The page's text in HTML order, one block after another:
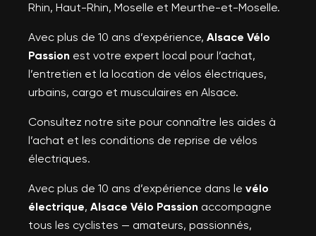
Rhin, Haut-Rhin, Moselle et Meurthe-et-Moselle.
Avec plus de 10 ans d’expérience, Alsace Vélo
Passion est votre expert local pour l’achat,
l’entretien et la location de vélos électriques,
urbains, cargo et musculaires en Alsace.
Consultez notre site pour connaître les aides à
l’achat et les conditions de reprise de vélos
électriques.
Avec plus de 10 ans d’expérience dans le vélo
électrique, Alsace Vélo Passion accompagne
tous les cyclistes — amateurs, passionnés,